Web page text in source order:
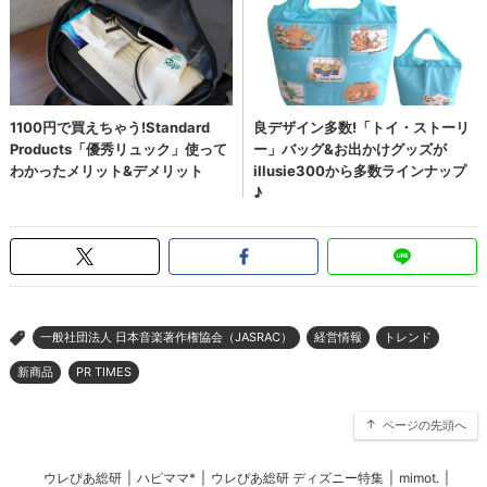
> 一般社団法人 日本音楽著作権協会（JASRAC） 経営情報 トレンド
新商品 PR TIMES
ページの先頭へ
ウレぴあ総研 ハピママ* ウレぴあ総研 ディズニー特集 mimot.